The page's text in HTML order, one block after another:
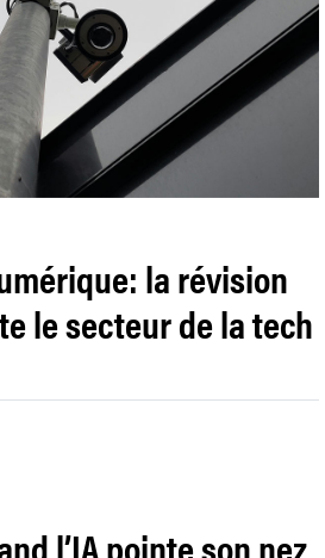
la révision
le secteur de la tech
l’IA pointe son nez